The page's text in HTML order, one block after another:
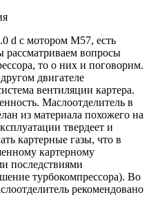
d с мотором M57, есть
вопросы
то о них и поговорим.
двигателе
вентиляции картера.
Маслоотделитель в
из материала похожего на
твердеет и
картерные газы, что в
картерному
последствиями
турбокомпрессора). Во
рекомендовано